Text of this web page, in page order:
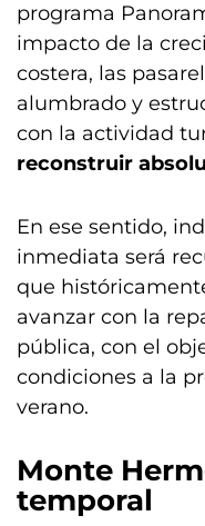
programa
impacto de la
costera, las
alumbrado y
con la actividad
reconstruir
En ese sentido,
inmediata será
que
avanzar con la
pública, con el
condiciones a la
verano.
Monte
temporal